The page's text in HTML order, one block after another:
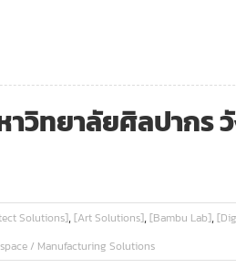
ยาลัยศิลปากร วัง
Solutions],[Art Solutions],[Bambu Lab],
/ Manufacturing Solutions